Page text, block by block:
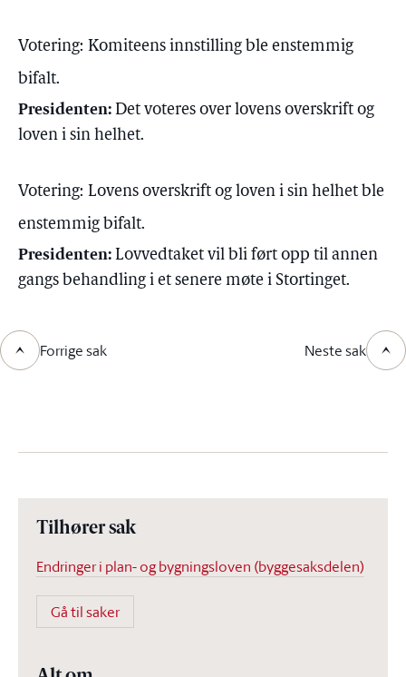
Votering: Komiteens innstilling ble enstemmig
bifalt.
Presidenten: Det voteres over lovens overskrift og
loven i sin helhet.
Votering: Lovens overskrift og loven i sin helhet ble
enstemmig bifalt.
Presidenten: Lovvedtaket vil bli ført opp til annen
gangs behandling i et senere møte i Stortinget.
Forrige sak Neste sak
Tilhører sak
Endringer i plan- og bygningsloven (byggesaksdelen)
Gå til saker